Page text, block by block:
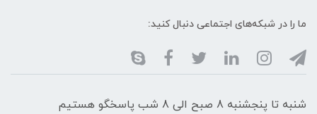
ما را در شبکه‌های اجتماعی دنبال کنید:
شنبه تا پنجشنبه 8 صبح الی 8 شب پاسخگو هستیم